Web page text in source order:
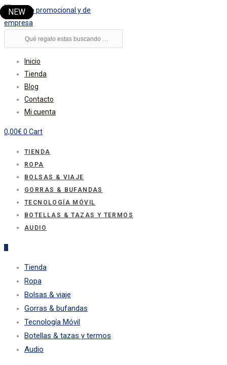
al
contenido
Búsqueda
de
productos
Inicio
Tienda
Blog
Contacto
Mi cuenta
0,00€ 0 Cart
TIENDA
ROPA
BOLSAS & VIAJE
GORRAS & BUFANDAS
TECNOLOGÍA MÓVIL
BOTELLAS & TAZAS Y TERMOS
AUDIO
0
Tienda
Ropa
Bolsas & viaje
Gorras & bufandas
Tecnología Móvil
Botellas & tazas y termos
Audio